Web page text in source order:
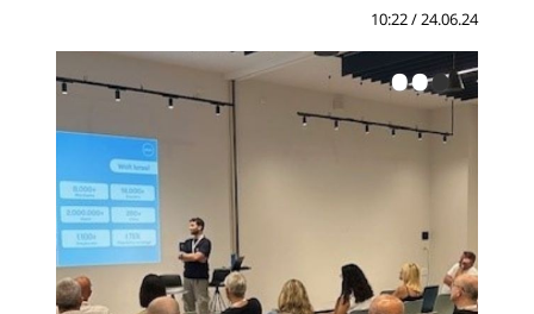
24.06.24 / 10:22
•
•
•